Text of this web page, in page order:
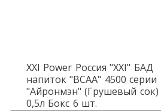
XXI Power Россия "XXI" БАД
напиток "BCAA" 4500 серии
"Айронмэн" (Грушевый сок)
0,5л Бокс 6 шт.